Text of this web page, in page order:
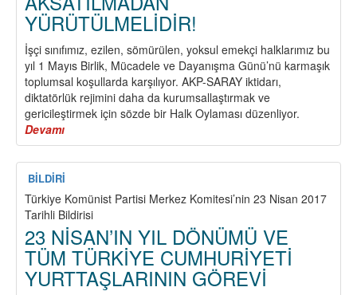
YÜRÜTÜLMELİDİR!
İşçi sınıfımız, ezilen, sömürülen, yoksul emekçi halklarımız bu
yıl 1 Mayıs Birlik, Mücadele ve Dayanışma Günü’nü karmaşık
toplumsal koşullarda karşılıyor. AKP-SARAY iktidarı,
diktatörlük rejimini daha da kurumsallaştırmak ve
gericileştirmek için sözde bir Halk Oylaması düzenliyor.
Devamı
1
MAYIS
HAZIRLIKLARI
AKSATILMADAN
YÜRÜTÜLMELİDİR!
BİLDİRİ
Türkiye Komünist Partisi Merkez Komitesi’nin 23 Nisan 2017
Tarihli Bildirisi
23 NİSAN’IN YIL DÖNÜMÜ VE
TÜM TÜRKİYE CUMHURİYETİ
YURTTAŞLARININ GÖREVİ